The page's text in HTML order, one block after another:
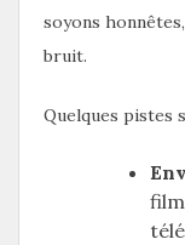
soyons
bruit.
Quelques pistes